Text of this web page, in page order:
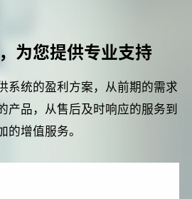
为您提供专业支持
系统的盈利方案，从前期的需求
产品，从售后及时响应的服务到
的增值服务。